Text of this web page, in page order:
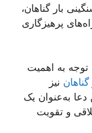
بار گناهان،
پرهیزگاری
توجه به اهمیت
گناهان نیز
به‌عنوان یک
و تقویت